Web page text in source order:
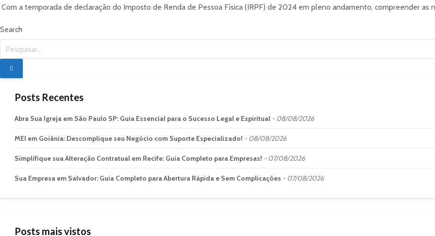
Com a temporada de declaração do Imposto de Renda de Pessoa Física (IRPF) de 2024 em pleno andamento, compreender as
Search
Posts Recentes
Abra Sua Igreja em São Paulo SP: Guia Essencial para o Sucesso Legal e Espiritual 08/08/2026
MEI em Goiânia: Descomplique seu Negócio com Suporte Especializado! 08/08/2026
Simplifique sua Alteração Contratual em Recife: Guia Completo para Empresas! 07/08/2026
Sua Empresa em Salvador: Guia Completo para Abertura Rápida e Sem Complicações 07/08/2026
Posts mais vistos